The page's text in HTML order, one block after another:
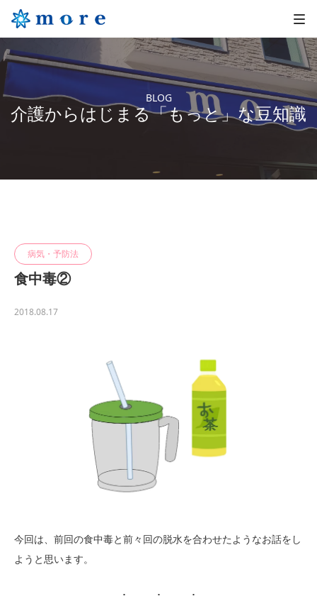
BLOG
介護からはじまる「もっと」な豆知識
病気・予防法
食中毒②
2018.08.17
今回は、前回の食中毒と前々回の脱水を合わせたようなお話をし
ようと思います。